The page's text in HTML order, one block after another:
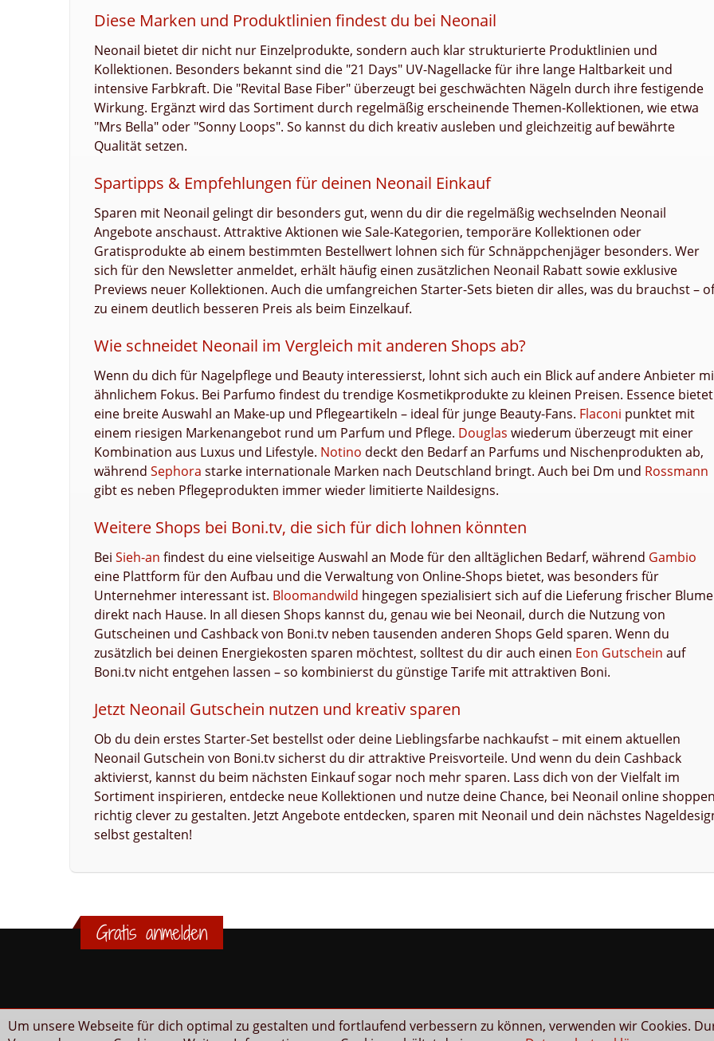
Um unsere Webseite für dich optimal zu gestalten und fortlaufend verbessern zu können, verwenden wir Cookies.
Diese Marken und Produktlinien findest du bei Neonail
Neonail bietet dir nicht nur Einzelprodukte, sondern auch klar strukturierte Produktlinien und
Kollektionen. Besonders bekannt sind die "21 Days" UV-Nagellacke für ihre lange Haltbarkeit und
intensive Farbkraft. Die "Revital Base Fiber" überzeugt bei geschwächten Nägeln durch ihre festigende
Wirkung. Ergänzt wird das Sortiment durch regelmäßig erscheinende Themen-Kollektionen, wie etwa
"Mrs Bella" oder "Sonny Loops". So kannst du dich kreativ ausleben und gleichzeitig auf bewährte
Qualität setzen.
Spartipps & Empfehlungen für deinen Neonail Einkauf
Sparen mit Neonail gelingt dir besonders gut, wenn du dir die regelmäßig wechselnden Neonail
Angebote anschaust. Attraktive Aktionen wie Sale-Kategorien, temporäre Kollektionen oder
Gratisprodukte ab einem bestimmten Bestellwert lohnen sich für Schnäppchenjäger besonders. Wer
sich für den Newsletter anmeldet, erhält häufig einen zusätzlichen Neonail Rabatt sowie exklusive
Previews neuer Kollektionen. Auch die umfangreichen Starter-Sets bieten dir alles, was du brauchst –
zu einem deutlich besseren Preis als beim Einzelkauf.
Wie schneidet Neonail im Vergleich mit anderen Shops ab?
Wenn du dich für Nagelpflege und Beauty interessierst, lohnt sich auch ein Blick auf andere Anbieter
ähnlichem Fokus. Bei Parfumo findest du trendige Kosmetikprodukte zu kleinen Preisen. Essence bietet
eine breite Auswahl an Make-up und Pflegeartikeln – ideal für junge Beauty-Fans. Flaconi punktet mit
einem riesigen Markenangebot rund um Parfum und Pflege. Douglas wiederum überzeugt mit einer
Kombination aus Luxus und Lifestyle. Notino deckt den Bedarf an Parfums und Nischenprodukten ab,
während Sephora starke internationale Marken nach Deutschland bringt. Auch bei Dm und Rossmann
gibt es neben Pflegeprodukten immer wieder limitierte Naildesigns.
Weitere Shops bei Boni.tv, die sich für dich lohnen könnten
Bei Sieh-an findest du eine vielseitige Auswahl an Mode für den alltäglichen Bedarf, während Gambio
eine Plattform für den Aufbau und die Verwaltung von Online-Shops bietet, was besonders für
Unternehmer interessant ist. Bloomandwild hingegen spezialisiert sich auf die Lieferung frischer
direkt nach Hause. In all diesen Shops kannst du, genau wie bei Neonail, durch die Nutzung von
Gutscheinen und Cashback von Boni.tv neben tausenden anderen Shops Geld sparen. Wenn du
zusätzlich bei deinen Energiekosten sparen möchtest, solltest du dir auch einen Eon Gutschein auf
Boni.tv nicht entgehen lassen – so kombinierst du günstige Tarife mit attraktiven Boni.
Jetzt Neonail Gutschein nutzen und kreativ sparen
Ob du dein erstes Starter-Set bestellst oder deine Lieblingsfarbe nachkaufst – mit einem aktuellen
Neonail Gutschein von Boni.tv sicherst du dir attraktive Preisvorteile. Und wenn du dein Cashback
aktivierst, kannst du beim nächsten Einkauf sogar noch mehr sparen. Lass dich von der Vielfalt im
Sortiment inspirieren, entdecke neue Kollektionen und nutze deine Chance, bei Neonail online
richtig clever zu gestalten. Jetzt Angebote entdecken, sparen mit Neonail und dein nächstes
selbst gestalten!
Gratis anmelden